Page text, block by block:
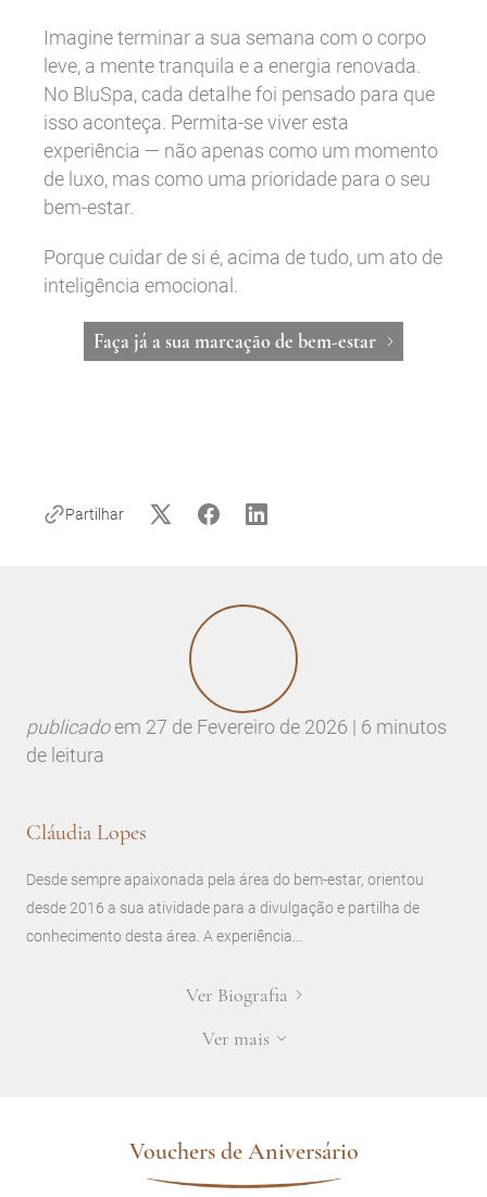
Partilhar
Imagine terminar a sua semana com o corpo
leve, a mente tranquila e a energia renovada.
No BluSpa, cada detalhe foi pensado para que
isso aconteça. Permita-se viver esta
experiência — não apenas como um momento
de luxo, mas como uma prioridade para o seu
bem-estar.
Porque cuidar de si é, acima de tudo, um ato de
inteligência emocional.
Faça já a sua marcação de bem-estar
publicadoem 27 de Fevereiro de 2026 | 6 minutos
de leitura
Cláudia Lopes
Desde sempre apaixonada pela área do bem-estar, orientou
desde 2016 a sua atividade para a divulgação e partilha de
conhecimento desta área. A experiência...
Ver Biografia
Ver mais
Vouchers de Aniversário